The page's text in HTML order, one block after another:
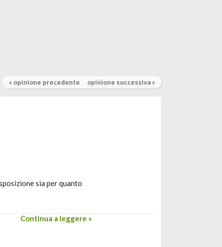
« opinione precedente opinione successiva »
sia per quanto
Continua a leggere »